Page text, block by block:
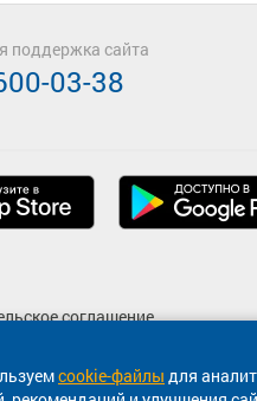
cookie-файлы для
соглашение
поддержка сайта
03-38